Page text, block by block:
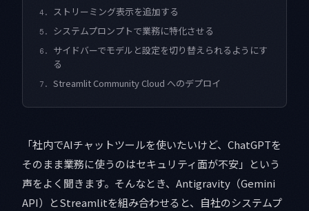
4. ストリーミング表示を追加する
5. システムプロンプトで業務に特化させる
6.
サイドバーでモデルと設定を切り替えられるようにす
る
7. Streamlit Community Cloud へのデプロイ
「社内でAIチャットツールを使いたいけど、ChatGPTを
そのまま業務に使うのはセキュリティ面が不安」という
声をよく聞きます。そんなとき、Antigravity（Gemini
API）とStreamlitを組み合わせると、自社のシステムプ